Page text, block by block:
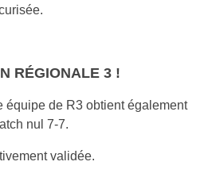
RÉGIONALE 3 !
équipe de R3 obtient également
nul 7-7.
validée.